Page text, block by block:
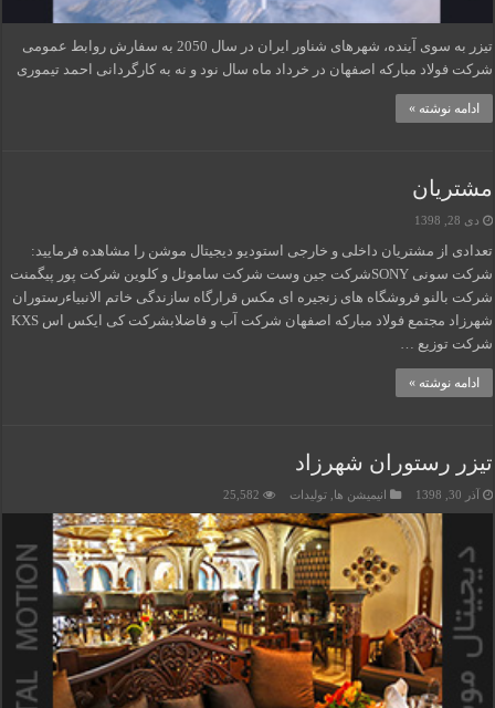
تیزر به سوی آینده، شهرهای شناور ایران در سال 2050 به سفارش روابط عمومی
شرکت فولاد مبارکه اصفهان در خرداد ماه سال نود و نه به کارگردانی احمد تیموری
ادامه نوشته »
مشتریان
دی 28, 1398
تعدادی از مشتریان داخلی و خارجی استودیو دیجیتال موشن را مشاهده فرمایید:
شرکت سونی SONYشرکت جین وست شرکت ساموئل و کلوین شرکت پور پیگمنت
شرکت بالنو فروشگاه های زنجیره ای مکس قرارگاه سازندگی خاتم الانبیاءرستوران
شهرزاد مجتمع فولاد مبارکه اصفهان شرکت آب و فاضلابشرکت کی ایکس اس KXS
شرکت توزیع …
ادامه نوشته »
تیزر رستوران شهرزاد
آذر 30, 1398 انیمیشن ها ,تولیدات 25,582